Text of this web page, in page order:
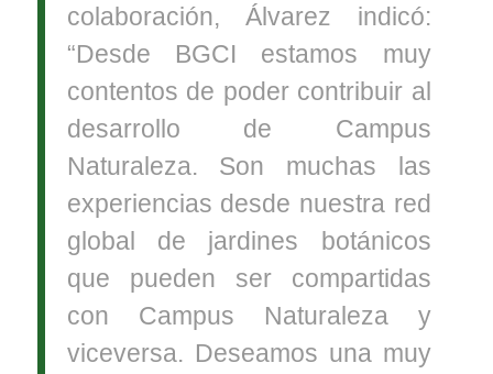
colaboración, Álvarez indicó:
“Desde BGCI estamos muy
contentos de poder contribuir al
desarrollo de Campus
Naturaleza. Son muchas las
experiencias desde nuestra red
global de jardines botánicos
que pueden ser compartidas
con Campus Naturaleza y
viceversa. Deseamos una muy